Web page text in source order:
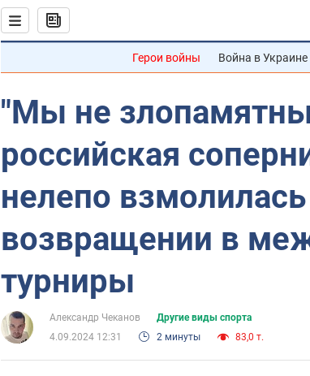
Герои войны Война в Украине
"Мы не
российская
нелепо
возвращении в
турниры
Александр Чеканов
Другие виды спорта
4.09.2024 12:31
2 минуты 83,0 т.